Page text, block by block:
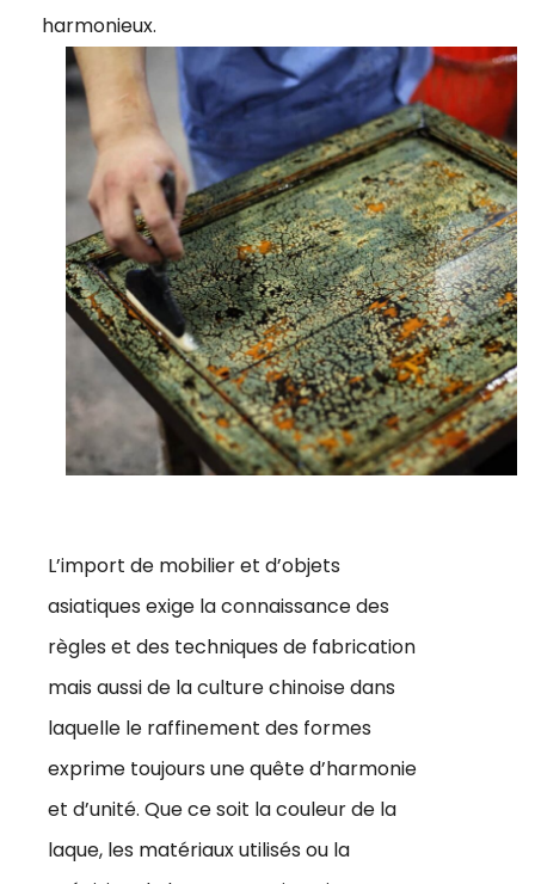
harmonieux.
L’import de mobilier et d’objets
asiatiques exige la connaissance des
règles et des techniques de fabrication
mais aussi de la culture chinoise dans
laquelle le raffinement des formes
exprime toujours une quête d’harmonie
et d’unité. Que ce soit la couleur de la
laque, les matériaux utilisés ou la